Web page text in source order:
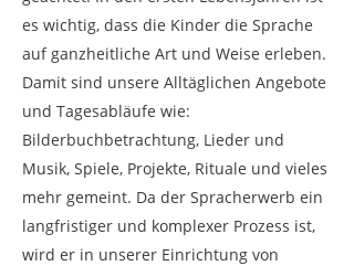
es wichtig, dass die Kinder die Sprache
auf ganzheitliche Art und Weise erleben.
Damit sind unsere Alltäglichen Angebote
und Tagesabläufe wie:
Bilderbuchbetrachtung, Lieder und
Musik, Spiele, Projekte, Rituale und vieles
mehr gemeint. Da der Spracherwerb ein
langfristiger und komplexer Prozess ist,
wird er in unserer Einrichtung von